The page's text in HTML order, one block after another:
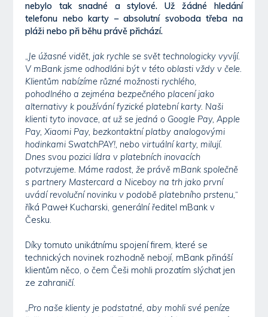
nebylo tak snadné a stylové. Už žádné hledání
telefonu nebo karty – absolutní svoboda třeba na
pláži nebo při běhu právě přichází.
„Je úžasné vidět, jak rychle se svět technologicky vyvíjí.
V mBank jsme odhodláni být v této oblasti vždy v čele.
Klientům nabízíme různé možnosti rychlého,
pohodlného a zejména bezpečného placení jako
alternativy k používání fyzické platební karty. Naši
klienti tyto inovace, ať už se jedná o Google Pay, Apple
Pay, Xiaomi Pay, bezkontaktní platby analogovými
hodinkami SwatchPAY!, nebo virtuální karty, milují.
Dnes svou pozici lídra v platebních inovacích
potvrzujeme. Máme radost, že právě mBank společně
s partnery Mastercard a Niceboy na trh jako první
uvádí revoluční novinku v podobě platebního prstenu,“
říká Paweł Kucharski, generální ředitel mBank v
Česku.
Díky tomuto unikátnímu spojení firem, které se
technických novinek rozhodně nebojí, mBank přináší
klientům něco, o čem Češi mohli prozatím slýchat jen
ze zahraničí.
„Pro naše klienty je podstatné, aby mohli své peníze